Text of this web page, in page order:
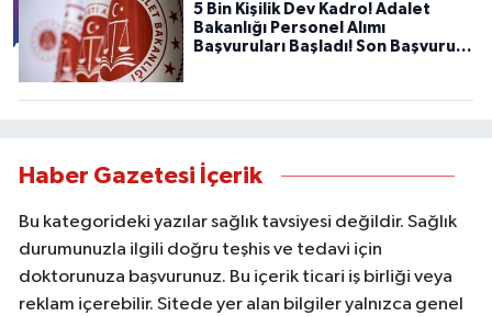
5 Bin Kişilik Dev Kadro! Adalet
Bakanlığı Personel Alımı
Başvuruları Başladı! Son Başvuru
Haber Gazetesi İçerik
Bu kategorideki yazılar sağlık tavsiyesi değildir. Sağlık
durumunuzla ilgili doğru teşhis ve tedavi için
doktorunuza başvurunuz. Bu içerik ticari iş birliği veya
reklam içerebilir. Sitede yer alan bilgiler yalnızca genel